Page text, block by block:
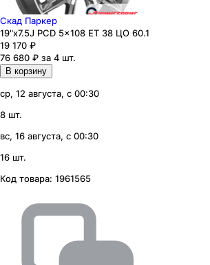
Скад Паркер
19"x7.5J PCD 5x108 ЕТ 38 ЦО 60.1
19 170 ₽
76 680 ₽ за 4 шт.
В корзину
ср, 12 августа, с 00:30
8 шт.
вс, 16 августа, с 00:30
16 шт.
Код товара: 1961565